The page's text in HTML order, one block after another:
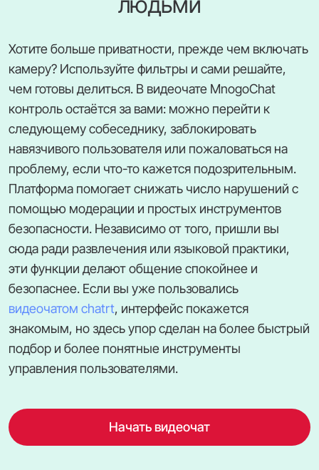
Хотите больше приватности, прежде чем включать
камеру? Используйте фильтры и сами решайте,
чем готовы делиться. В видеочате MnogoChat
контроль остаётся за вами: можно перейти к
следующему собеседнику, заблокировать
навязчивого пользователя или пожаловаться на
проблему, если что-то кажется подозрительным.
Платформа помогает снижать число нарушений с
помощью модерации и простых инструментов
безопасности. Независимо от того, пришли вы
сюда ради развлечения или языковой практики,
эти функции делают общение спокойнее и
безопаснее. Если вы уже пользовались
видеочатом chatrt, интерфейс покажется
знакомым, но здесь упор сделан на более быстрый
подбор и более понятные инструменты
управления пользователями.
Начать видеочат